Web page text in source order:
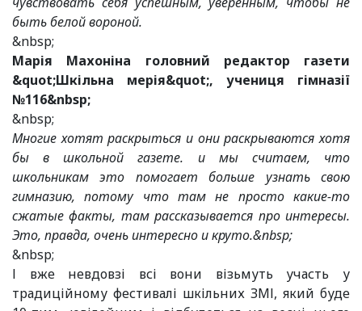
быть белой вороной.
&nbsp;
Марія Махоніна головний редактор газети
&quot;Шкільна мерія&quot;, учениця гімназії
№116&nbsp;
&nbsp;
Многие хотят раскрыться и они раскрываются хотя
бы в школьной газете. и мы считаем, что
школьникам это помогает больше узнать свою
гимназию, потому что там не просто какие-то
сжатые факты, там рассказывается про интересы.
Это, правда, очень интересно и круто.&nbsp;
&nbsp;
І вже невдовзі всі вони візьмуть участь у
традиційному фестивалі шкільних ЗМІ, який буде